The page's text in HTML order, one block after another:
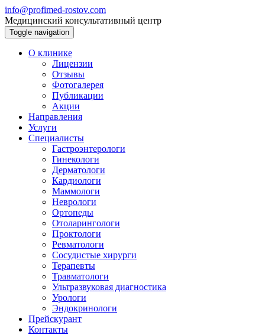
info@profimed-rostov.com
Медицинский консультативный центр
Toggle navigation
О клинике
Лицензии
Отзывы
Фотогалерея
Публикации
Акции
Направления
Услуги
Специалисты
Гастроэнтерологи
Гинекологи
Дерматологи
Кардиологи
Маммологи
Неврологи
Ортопеды
Отоларингологи
Проктологи
Ревматологи
Сосудистые хирурги
Терапевты
Травматологи
Ультразвуковая диагностика
Урологи
Эндокринологи
Прейскурант
Контакты